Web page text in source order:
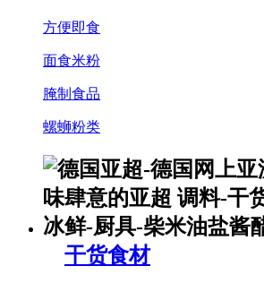
方便即食
面食米粉
腌制食品
螺蛳粉类
干货食材